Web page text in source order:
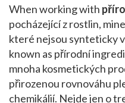
When working with
pocházející z rostlin,
které nejsou synteticky
known as přírodní
mnoha kosmetických
přirozenou rovnováhu
chemikálií. Nejde jen o